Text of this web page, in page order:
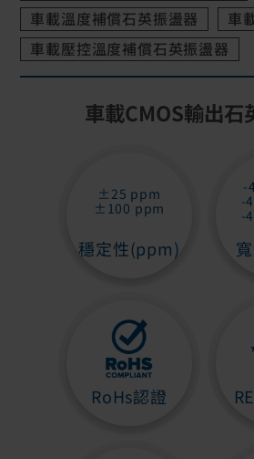
車載溫度補償石英振盪器
車
車載壓控溫度補償石英振盪器
車載CMOS輸出石
±25 ppm
±100 ppm
穩定性(ppm)
-
-
-
RoHs認證